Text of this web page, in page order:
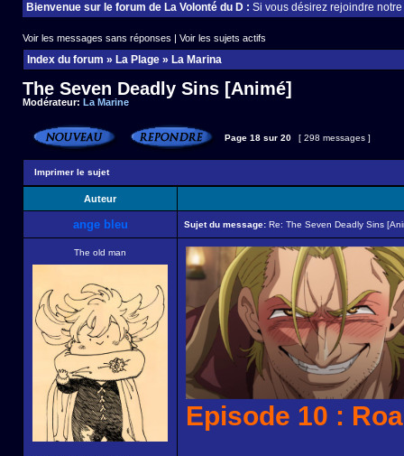
Bienvenue sur le forum de La Volonté du D : Si vous désirez rejoindre
Voir les messages sans réponses | Voir les sujets actifs
Index du forum » La Plage » La Marina
The Seven Deadly Sins [Animé]
Modérateur: La Marine
Page 18 sur 20 [ 298 messages ]
Imprimer le sujet
Auteur
ange bleu Sujet du message: Re: The Seven Deadly Sins
The old man
Episode 10 :